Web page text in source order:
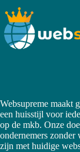
Websupreme maakt
een huisstijl voor
op de mkb. Onze
ondernemers zonder
zijn met huidige